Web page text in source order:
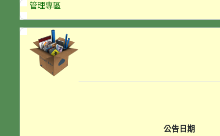
管理專區
公告日期